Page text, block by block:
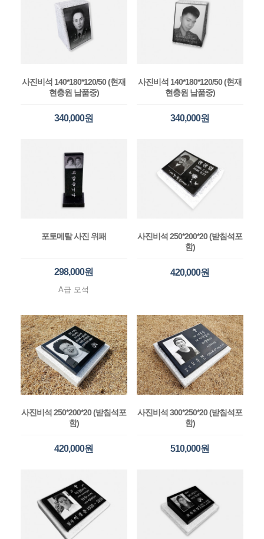
사진비석 140*180*120/50 (현재
현충원 납품중)
340,000원
사진비석 140*180*120/50 (현재
현충원 납품중)
340,000원
포토메탈 사진 위패
298,000원
A급 오석
사진비석 250*200*20 (받침석포
함)
420,000원
사진비석 250*200*20 (받침석포
함)
420,000원
사진비석 300*250*20 (받침석포
함)
510,000원